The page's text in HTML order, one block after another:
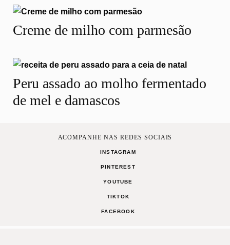
Creme de milho com parmesão
Peru assado ao molho fermentado
de mel e damascos
ACOMPANHE NAS REDES SOCIAIS
INSTAGRAM
PINTEREST
YOUTUBE
TIKTOK
FACEBOOK